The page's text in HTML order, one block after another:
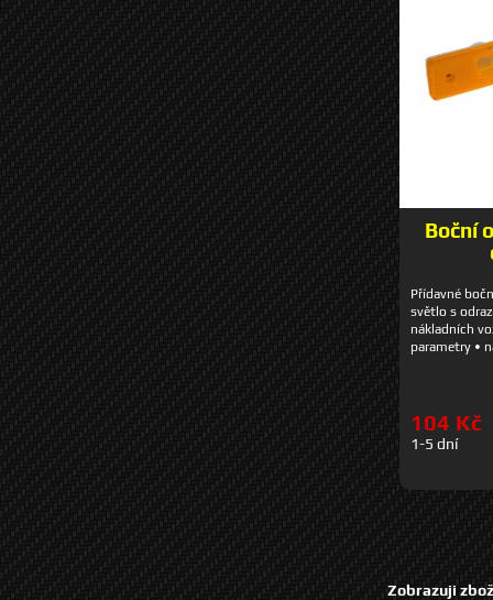
Boční
Přídavné
světlo s
nákladních
parametry •
obsahuje 2ks
104 Kč
1-5 dní
Zobrazuji